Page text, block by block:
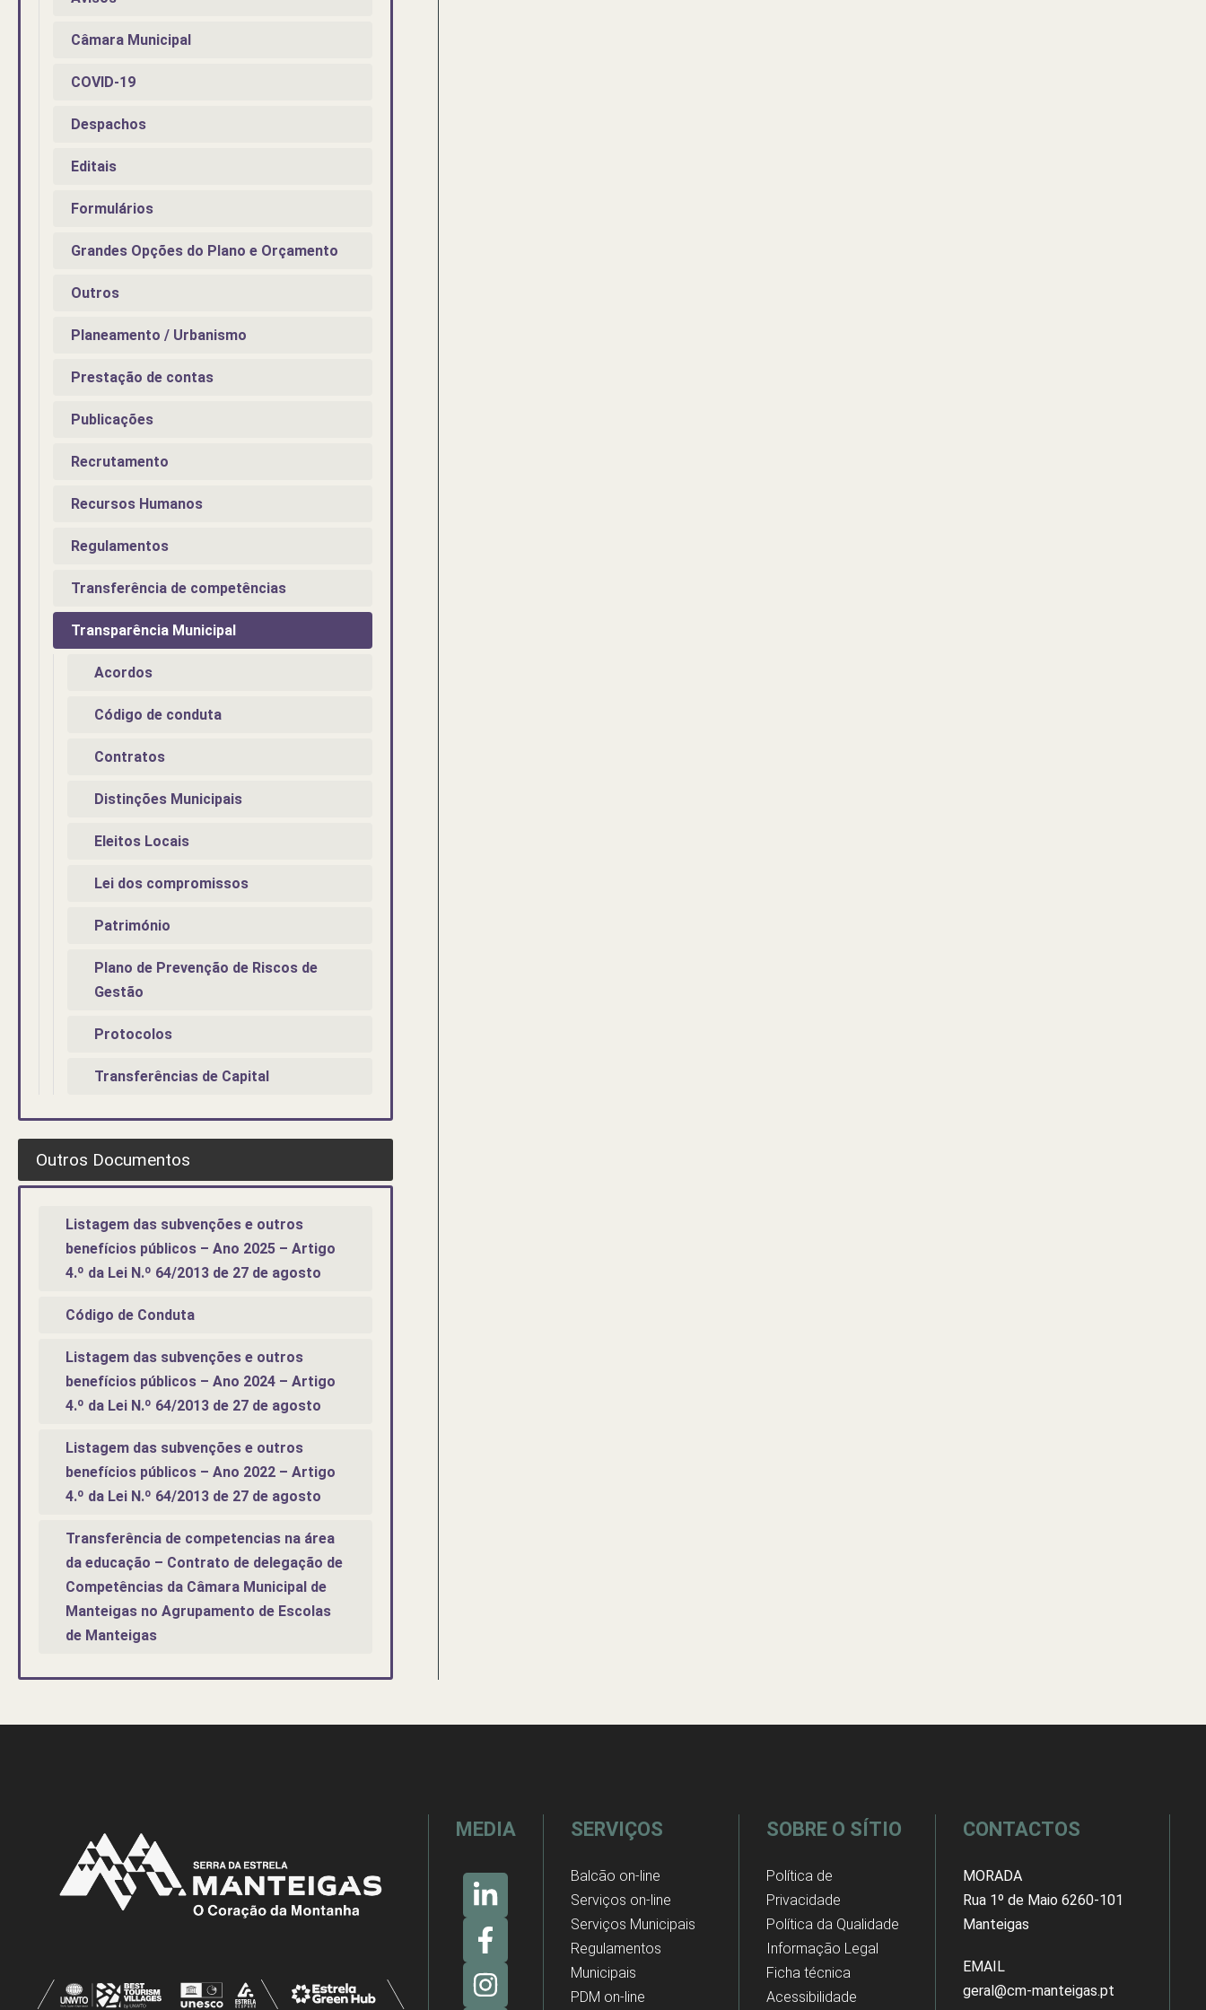
Câmara Municipal
COVID-19
Despachos
Editais
Formulários
Grandes Opções do Plano e Orçamento
Outros
Planeamento / Urbanismo
Prestação de contas
Publicações
Recrutamento
Recursos Humanos
Regulamentos
Transferência de competências
Transparência Municipal
Acordos
Código de conduta
Contratos
Distinções Municipais
Eleitos Locais
Lei dos compromissos
Património
Plano de Prevenção de Riscos de
Gestão
Protocolos
Transferências de Capital
Outros Documentos
Listagem das subvenções e outros
benefícios públicos – Ano 2025 – Artigo
4.º da Lei N.º 64/2013 de 27 de agosto
Código de Conduta
Listagem das subvenções e outros
benefícios públicos – Ano 2024 – Artigo
4.º da Lei N.º 64/2013 de 27 de agosto
Listagem das subvenções e outros
benefícios públicos – Ano 2022 – Artigo
4.º da Lei N.º 64/2013 de 27 de agosto
Transferência de competencias na área
da educação – Contrato de delegação de
Competências da Câmara Municipal de
Manteigas no Agrupamento de Escolas
de Manteigas
MEDIA SERVIÇOS
Balcão on-line
Serviços on-line
Serviços Municipais
Regulamentos
Municipais
PDM on-line
SOBRE O SÍTIO
Política de
Privacidade
Política da Qualidade
Informação Legal
Ficha técnica
Acessibilidade
CONTACTOS
MORADA
Rua 1º de Maio 6260-101
Manteigas
EMAIL
geral@cm-manteigas.pt